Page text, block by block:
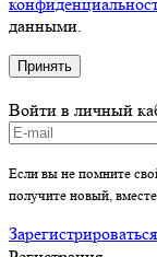
данными.
Принять
Войти в личный
Если вы не помните
получите новый,
Зарегистрироваться